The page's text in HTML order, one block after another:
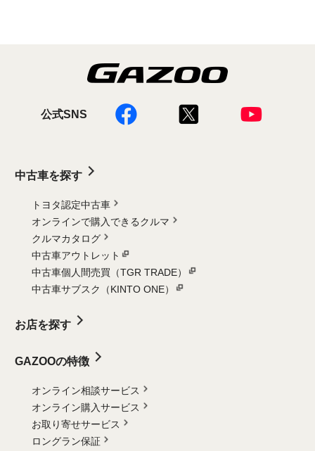
公式SNS
中古車を探す
トヨタ認定中古車
オンラインで購入できるクルマ
クルマカタログ
中古車アウトレット
中古車個人間売買（TGR TRADE）
中古車サブスク（KINTO ONE）
お店を探す
GAZOOの特徴
オンライン相談サービス
オンライン購入サービス
お取り寄せサービス
ロングラン保証